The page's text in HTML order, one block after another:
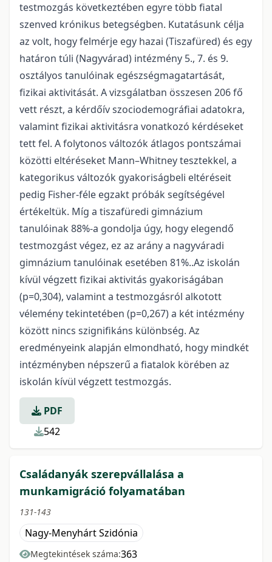
testmozgás következtében egyre több fiatal
szenved krónikus betegségben. Kutatásunk célja
az volt, hogy felmérje egy hazai (Tiszafüred) és egy
határon túli (Nagyvárad) intézmény 5., 7. és 9.
osztályos tanulóinak egészségmagatartását,
fizikai aktivitását. A vizsgálatban összesen 206 fő
vett részt, a kérdőív szociodemográfiai adatokra,
valamint fizikai aktivitásra vonatkozó kérdéseket
tett fel. A folytonos változók átlagos pontszámai
közötti eltéréseket Mann–Whitney tesztekkel, a
kategorikus változók gyakoriságbeli eltéréseit
pedig Fisher-féle egzakt próbák segítségével
értékeltük. Míg a tiszafüredi gimnázium
tanulóinak 88%-a gondolja úgy, hogy elegendő
testmozgást végez, ez az arány a nagyváradi
gimnázium tanulóinak esetében 81%..Az iskolán
kívül végzett fizikai aktivitás gyakoriságában
(p=0,304), valamint a testmozgásról alkotott
vélemény tekintetében (p=0,267) a két intézmény
között nincs szignifikáns különbség. Az
eredményeink alapján elmondható, hogy mindkét
intézményben népszerű a fiatalok körében az
iskolán kívül végzett testmozgás.
PDF
542
Családanyák szerepvállalása a
munkamigráció folyamatában
131-143
Nagy-Menyhárt Szidónia
Megtekintések száma:363